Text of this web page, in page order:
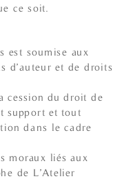
ce soit.
est soumise aux
d’auteur et de droits
cession du droit de
support et tout
dans le cadre
moraux liés aux
de L’Atelier